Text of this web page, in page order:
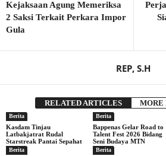
Kejaksaan Agung Memeriksa
2 Saksi Terkait Perkara Impor
Gula
REP, S.H
RELATED ARTICLES MORE
Berita
Kasdam Tinjau
Latbakjatrat Rudal
Starstreak Pantai Sepahat
Berita
Bappenas Gelar Road to
Talent Fest 2026 Bidang
Seni Budaya MTN
Berita Berita